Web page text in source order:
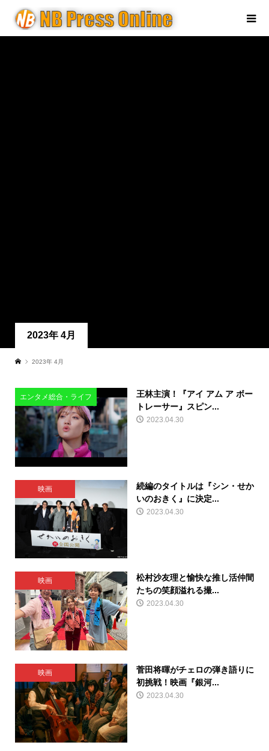
2023年 4月
2023年 4月
エンタメ総合・ライフ
王林主演！『アイ アム ア ボー
トレーサー』スピン...
2023.04.30
映画
続編のタイトルは『シン・せか
いのおきく』に決定...
2023.04.30
映画
松村沙友理と愉快な推し活仲間
たちの笑顔溢れる撮...
2023.04.30
映画
菅田将暉がチェロの弾き語りに
初挑戦！映画『銀河...
2023.04.30